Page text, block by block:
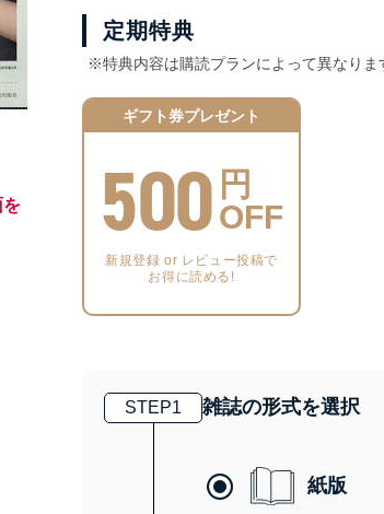
定期特典
※特典内容は購読プランによって異なりま
ギフト券プレゼント
500 円
OFF
新規登録 or レビュー投稿で
お得に読める!
STEP1 雑誌の形式を選択
紙版